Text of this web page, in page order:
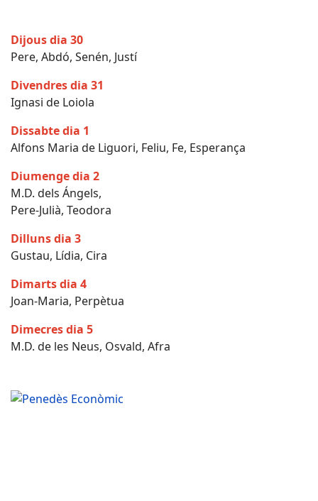
Dijous dia 30
Pere, Abdó, Senén, Justí
Divendres dia 31
Ignasi de Loiola
Dissabte dia 1
Alfons Maria de Liguori, Feliu, Fe, Esperança
Diumenge dia 2
M.D. dels Ángels,
Pere-Julià, Teodora
Dilluns dia 3
Gustau, Lídia, Cira
Dimarts dia 4
Joan-Maria, Perpètua
Dimecres dia 5
M.D. de les Neus, Osvald, Afra